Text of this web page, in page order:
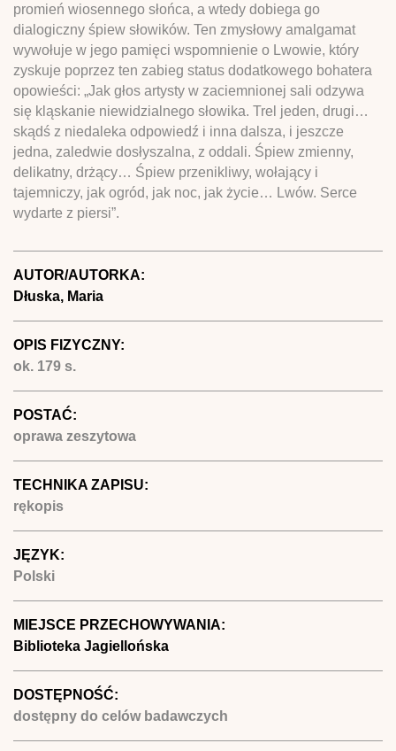
promień wiosennego słońca, a wtedy dobiega go
dialogiczny śpiew słowików. Ten zmysłowy amalgamat
wywołuje w jego pamięci wspomnienie o Lwowie, który
zyskuje poprzez ten zabieg status dodatkowego bohatera
opowieści: „Jak głos artysty w zaciemnionej sali odzywa
się kląskanie niewidzialnego słowika. Trel jeden, drugi…
skądś z niedaleka odpowiedź i inna dalsza, i jeszcze
jedna, zaledwie dosłyszalna, z oddali. Śpiew zmienny,
delikatny, drżący… Śpiew przenikliwy, wołający i
tajemniczy, jak ogród, jak noc, jak życie… Lwów. Serce
wydarte z piersi”.
AUTOR/AUTORKA:
Dłuska, Maria
OPIS FIZYCZNY:
ok. 179 s.
POSTAĆ:
oprawa zeszytowa
TECHNIKA ZAPISU:
rękopis
JĘZYK:
Polski
MIEJSCE PRZECHOWYWANIA:
Biblioteka Jagiellońska
DOSTĘPNOŚĆ:
dostępny do celów badawczych